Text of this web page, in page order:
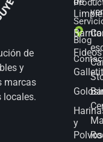
de
y
marcas
locales.
Fideos
y
Polvos
Blog